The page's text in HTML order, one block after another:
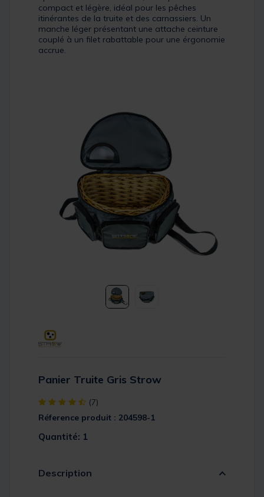
compact et légère, idéal pour les pêches
itinérantes de la truite et des carnassiers. Un
manche léger présentant une attache ceinture
couplé à un filet rabattable pour une érgonomie
accrue.
Panier Truite Gris Strow
[object Object] out of 5 Customer Rating
(7)
Réference produit : 204598-1
Quantité: 1
Description